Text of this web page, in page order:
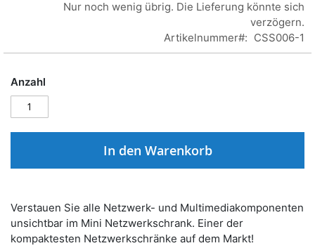
Nur noch wenig übrig. Die Lieferung könnte sich
verzögern.
Artikelnummer
CSS006-1
Anzahl
In den Warenkorb
Verstauen Sie alle Netzwerk- und Multimediakomponenten
unsichtbar im Mini Netzwerkschrank. Einer der
kompaktesten Netzwerkschränke auf dem Markt!